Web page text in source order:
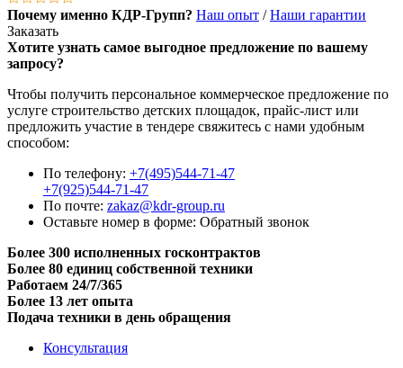
Почему именно КДР-Групп? Наш опыт /Наши гарантии
Заказать
Хотите узнать самое выгодное предложение по вашему
запросу?
Чтобы получить персональное коммерческое предложение по
услуге строительство детских площадок, прайс-лист или
предложить участие в тендере свяжитесь с нами удобным
способом:
По телефону: +7(495)544-71-47
+7(925)544-71-47
По почте: zakaz@kdr-group.ru
Оставьте номер в форме: Обратный звонок
Более 300 исполненных госконтрактов
Более 80 единиц собственной техники
Работаем 24/7/365
Более 13 лет опыта
Подача техники в день обращения
Консультация